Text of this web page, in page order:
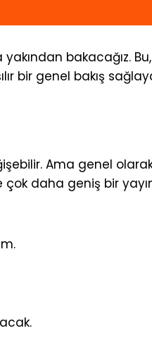
bakacağız.
bir genel bakış
Ama genel
daha geniş bir